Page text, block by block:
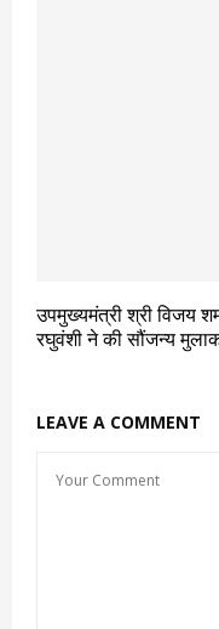
उपमुख्यमंत्री श्री विजय
रघुवंशी ने की सौंजन्य
LEAVE A COMMENT